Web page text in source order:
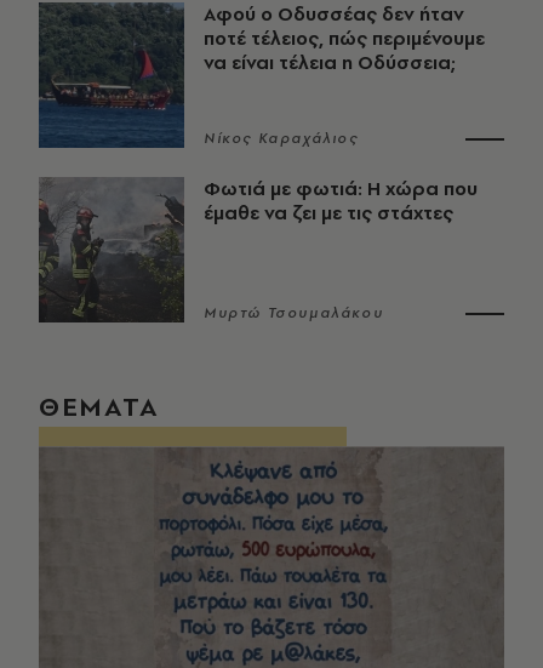
Αφού ο Οδυσσέας δεν ήταν
ποτέ τέλειος, πώς περιμένουμε
να είναι τέλεια η Οδύσσεια;
Νίκος Καραχάλιος
Φωτιά με φωτιά: Η χώρα που
έμαθε να ζει με τις στάχτες
Μυρτώ Τσουμαλάκου
ΘΕΜΑΤΑ